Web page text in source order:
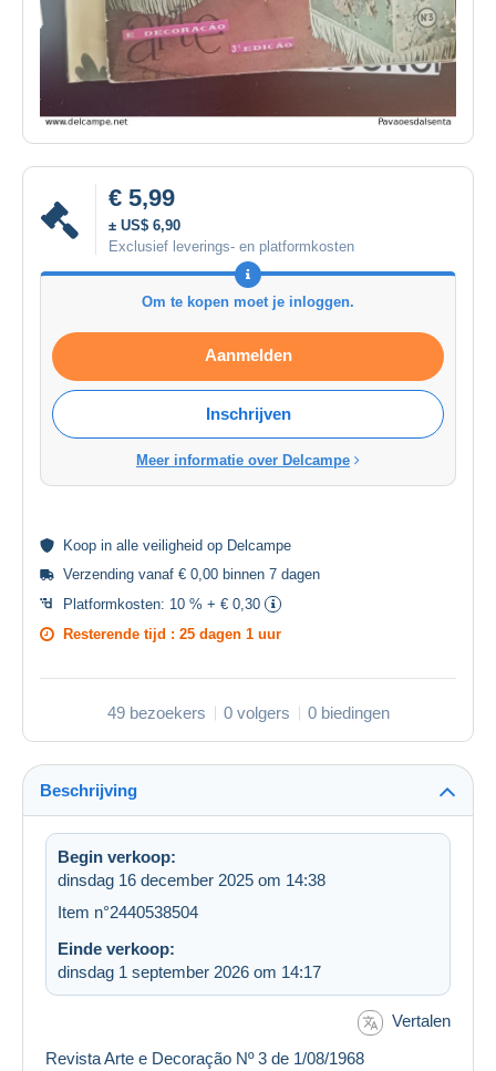
€ 5,99
± US$ 6,90
Exclusief leverings- en platformkosten
Om te kopen moet je inloggen.
Aanmelden
Inschrijven
Meer informatie over Delcampe
Koop in alle veiligheid op Delcampe
Verzending vanaf € 0,00 binnen 7 dagen
Platformkosten: 10 % + € 0,30
Resterende tijd : 25 dagen 1 uur
49 bezoekers 0 volgers 0 biedingen
Beschrijving
Begin verkoop:
dinsdag 16 december 2025 om 14:38
Item n°2440538504
Einde verkoop:
dinsdag 1 september 2026 om 14:17
Vertalen
Revista Arte e Decoração Nº 3 de 1/08/1968